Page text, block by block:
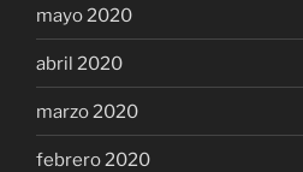
mayo 2020
abril 2020
marzo 2020
febrero 2020